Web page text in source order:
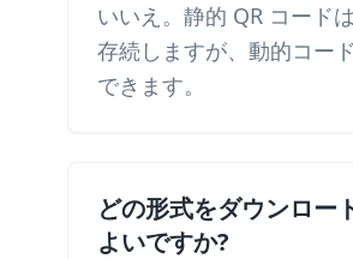
いいえ。静的 QR コード
存続しますが、動的コー
できます。
どの形式をダウンロー
よいですか?